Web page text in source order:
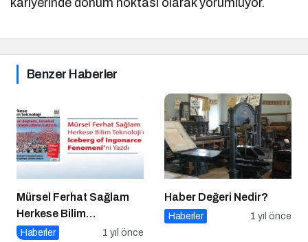
kariyerinde dönüm noktası olarak yorumluyor.
Benzer Haberler
Mürsel Ferhat Sağlam
Herkese Bilim
Teknoloji’de “Iceberg of
Haberler 1 yıl önce
Haber Değeri Nedir?
Haberler 1 yıl önce